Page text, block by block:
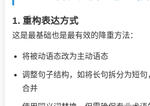
1. 重构表达方式
这是最基础也是最有效的降重方法：
将被动语态改为主动语态
调整句子结构，如将长句拆分为短句
合并